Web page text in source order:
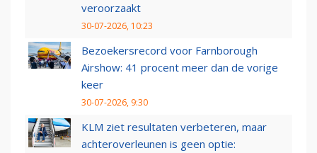
veroorzaakt
30-07-2026, 10:23
Bezoekersrecord voor Farnborough
Airshow: 41 procent meer dan de vorige
keer
30-07-2026, 9:30
KLM ziet resultaten verbeteren, maar
achteroverleunen is geen optie: